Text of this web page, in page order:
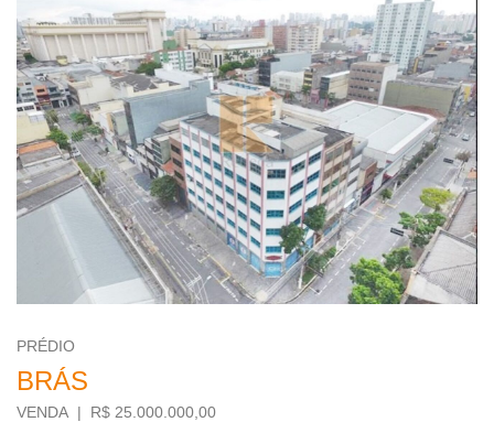
PRÉDIO
BRÁS
VENDA | R$ 25.000.000,00